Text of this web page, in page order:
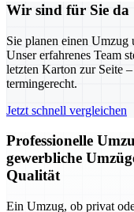
Wir sind für Sie da
Sie planen einen Umzug
Unser erfahrenes Team
letzten Karton zur Seite
termingerecht.
Jetzt schnell vergleichen
Professionelle
gewerbliche
Qualität
Ein Umzug, ob privat